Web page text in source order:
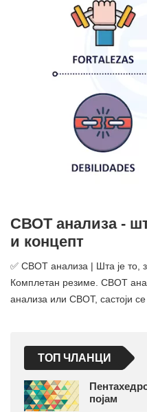
СВОТ анализа -
и концепт
✅ СВОТ анализа | Шта је то,
Комплетан резиме. СВОТ
анализа или СВОТ, састоји
ТОП ЧЛАНЦИ
појам